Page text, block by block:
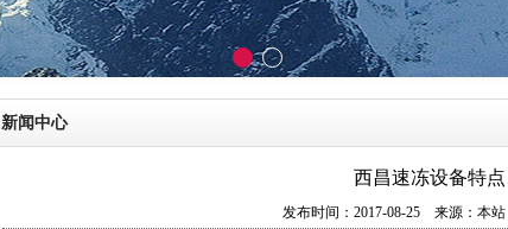
新闻中心
西昌速冻设备特点
发布时间：2017-08-25 来源： 本站